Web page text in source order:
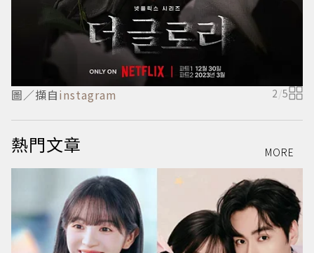
圖／擷自instagram 2/5
熱門文章 MORE